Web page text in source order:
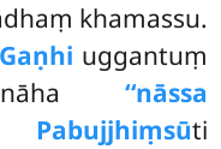
khamassu.
Gaṇhi uggantuṃ
‘‘nāssa
Pabujjhiṃsūti